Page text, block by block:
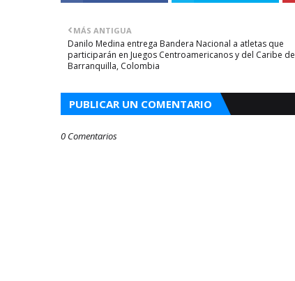
MÁS ANTIGUA
Danilo Medina entrega Bandera Nacional a atletas que
participarán en Juegos Centroamericanos y del Caribe de
Barranquilla, Colombia
PUBLICAR UN COMENTARIO
0 Comentarios